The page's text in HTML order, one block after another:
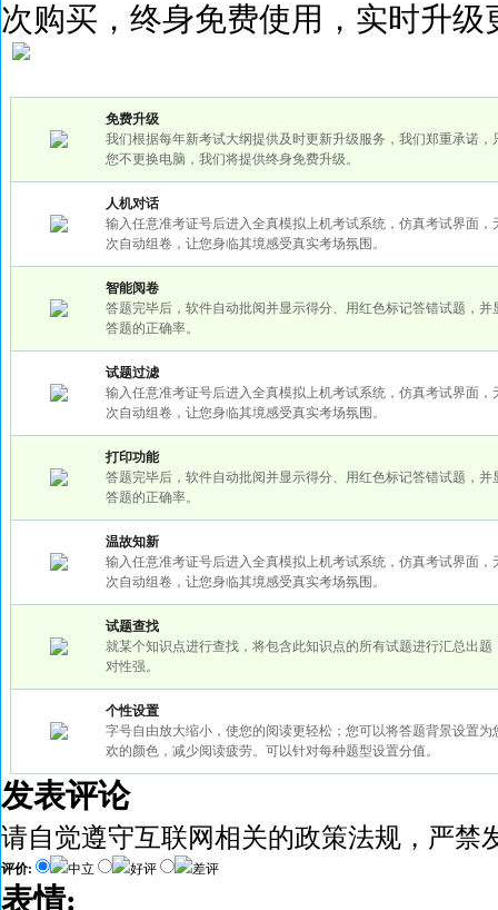
次购买，终身免费使用，实时升
免费升级
我们根据每年新考试大纲提供及时更新升级服务，我们郑重承诺，
您不更换电脑，我们将提供终身免费升级。
人机对话
输入任意准考证号后进入全真模拟上机考试系统，仿真考试界面，
次自动组卷，让您身临其境感受真实考场氛围。
智能阅卷
答题完毕后，软件自动批阅并显示得分、用红色标记答错试题，并
答题的正确率。
试题过滤
输入任意准考证号后进入全真模拟上机考试系统，仿真考试界面，
次自动组卷，让您身临其境感受真实考场氛围。
打印功能
答题完毕后，软件自动批阅并显示得分、用红色标记答错试题，并
答题的正确率。
温故知新
输入任意准考证号后进入全真模拟上机考试系统，仿真考试界面，
次自动组卷，让您身临其境感受真实考场氛围。
试题查找
就某个知识点进行查找，将包含此知识点的所有试题进行汇总出题
对性强。
个性设置
字号自由放大缩小，使您的阅读更轻松；您可以将答题背景设置为
欢的颜色，减少阅读疲劳。可以针对每种题型设置分值。
发表评论
请自觉遵守互联网相关的政策法规，严禁
评价: 中立 好评 差评
表情: